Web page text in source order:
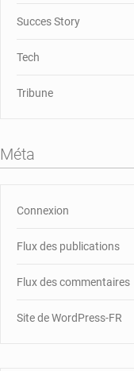
Succes Story
Tech
Tribune
Méta
Connexion
Flux des publications
Flux des commentaires
Site de WordPress-FR